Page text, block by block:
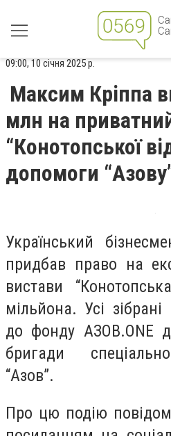
09:00, 10 січня 2025 р.
Максим Кріппа
млн на
“Конотопської
допомоги
Український
придбав право на
вистави
мільйона. Усі
до фонду АЗОВ.ONE
бригади
“Азов”.
Про цю подію